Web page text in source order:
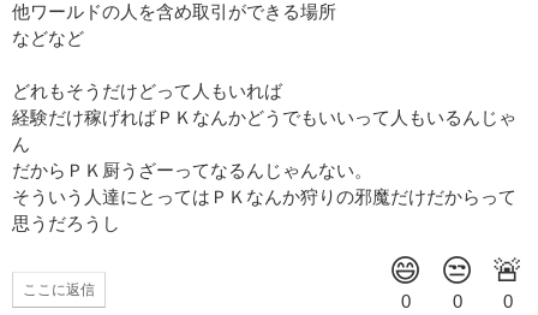
他ワールドの人を含め取引ができる場所
などなど
どれもそうだけどって人もいれば
経験だけ稼げればＰＫなんかどうでもいいって人もいるんじゃ
ん
だからＰＫ厨うざーってなるんじゃんない。
そういう人達にとってはＰＫなんか狩りの邪魔だけだからって
思うだろうし
ここに返信